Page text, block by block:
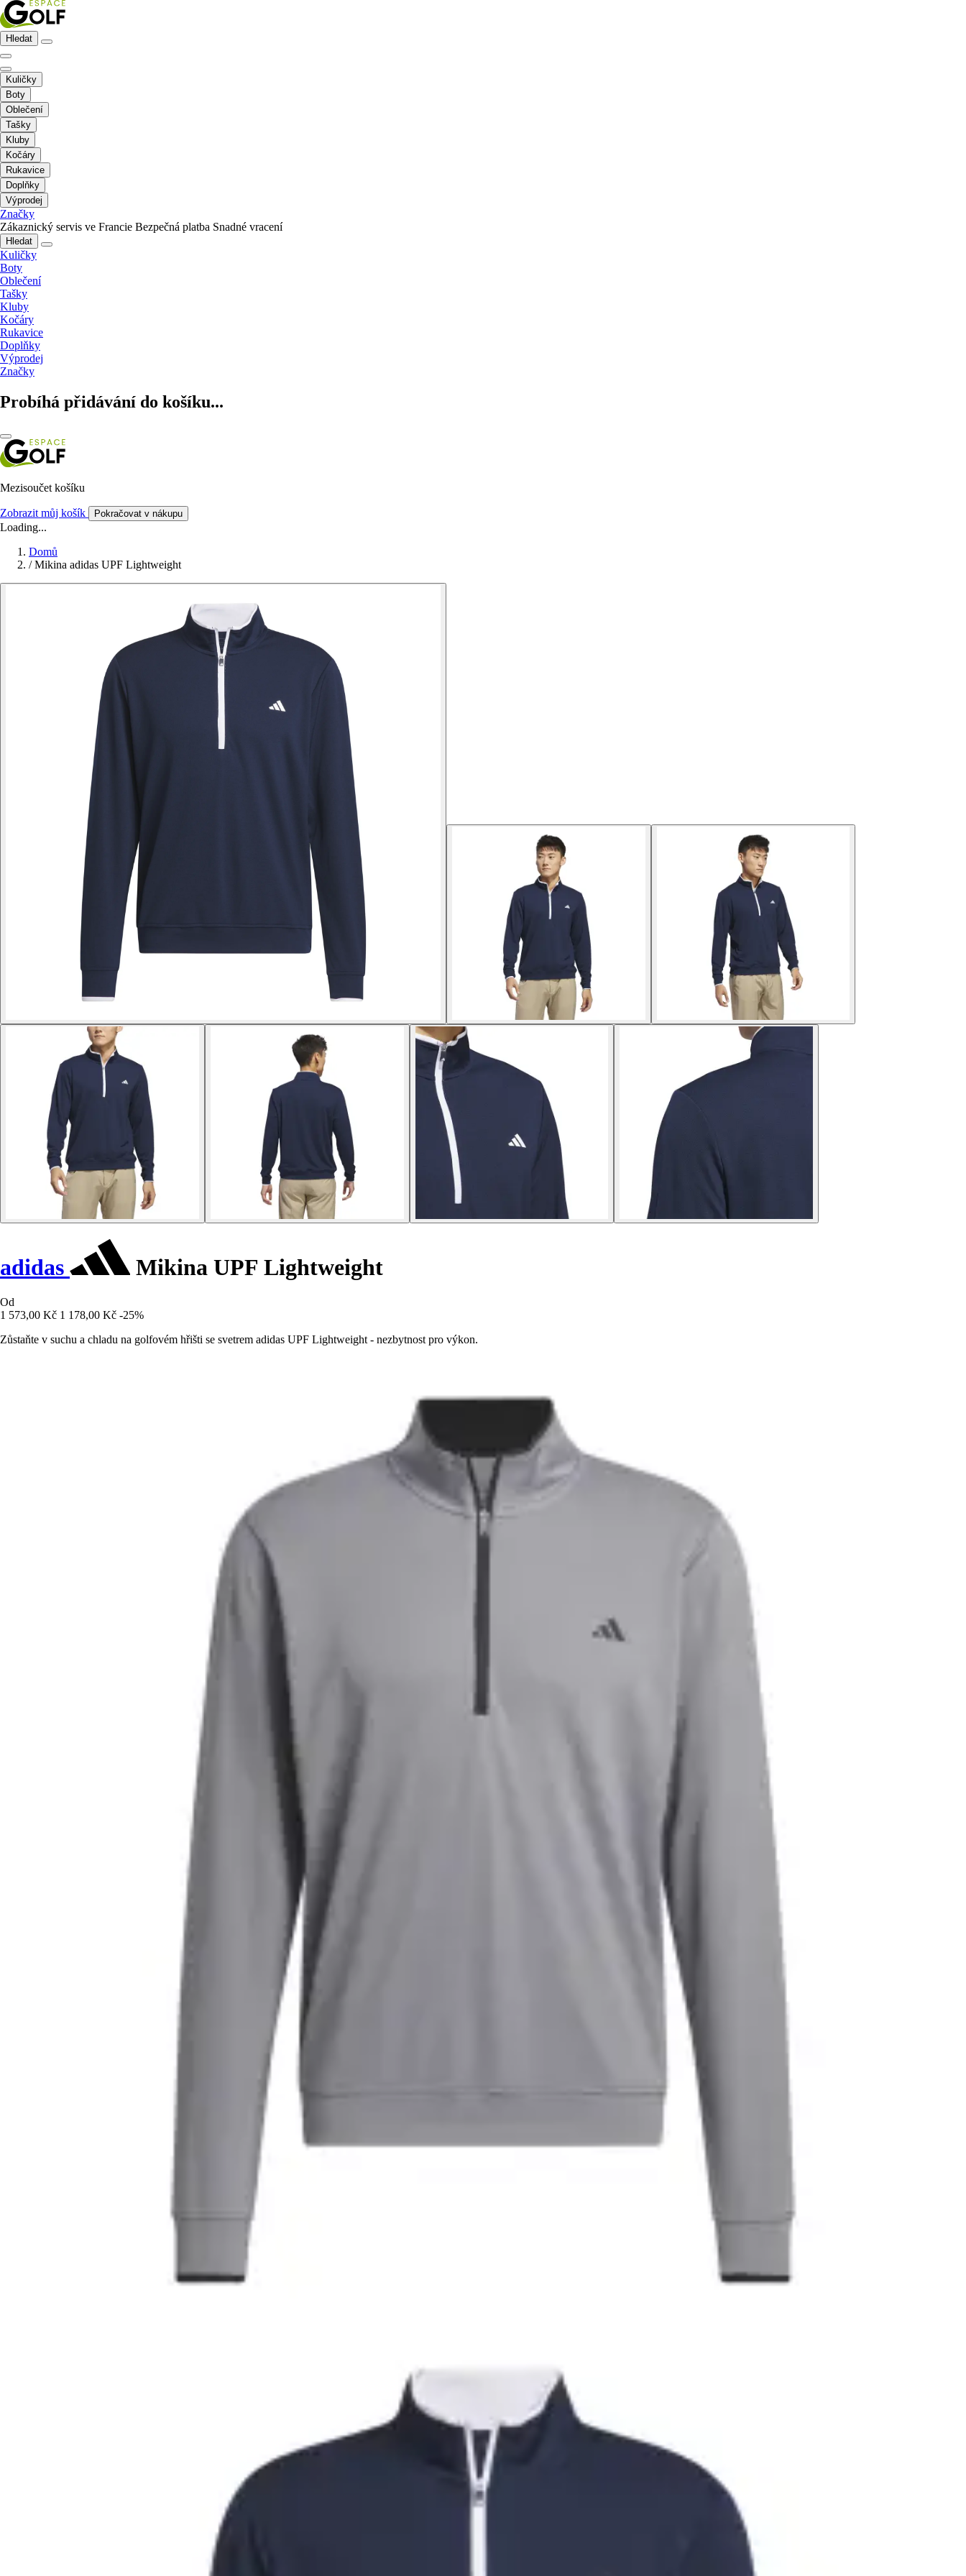
Hledat
Kuličky
Boty
Oblečení
Tašky
Kluby
Kočáry
Rukavice
Doplňky
Výprodej
Značky
Zákaznický servis ve Francie Bezpečná platba Snadné vracení
Hledat
Kuličky
Boty
Oblečení
Tašky
Kluby
Kočáry
Rukavice
Doplňky
Výprodej
Značky
Probíhá přidávání do košíku...
Mezisoučet košíku
Zobrazit můj košík Pokračovat v nákupu
Loading...
Domů
/ Mikina adidas UPF Lightweight
adidas Mikina UPF Lightweight
Od
1 573,00 Kč 1 178,00 Kč -25%
Zůstaňte v suchu a chladu na golfovém hřišti se svetrem adidas UPF Lightweight - nezbytnost pro výkon.